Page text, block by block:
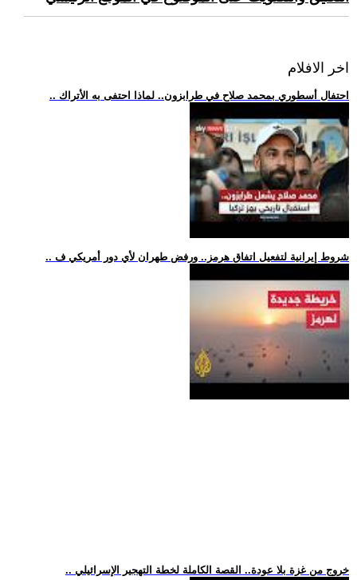
اخر الافلام
.. احتفال أسطوري بمحمد صلاح في طرابزون.. لماذا احتفى به الأتراك
.. شروط إيرانية لتفعيل اتفاق هرمز.. ورفض طهران لأي دور أمريكي ف
.. خروج من غزة بلا عودة.. القصة الكاملة لخطة التهجير الإسرائيلي